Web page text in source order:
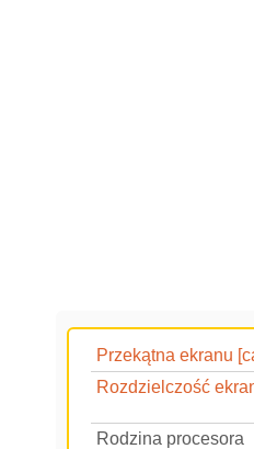
Przekątna ekranu
Rozdzielczość
Rodzina procesora